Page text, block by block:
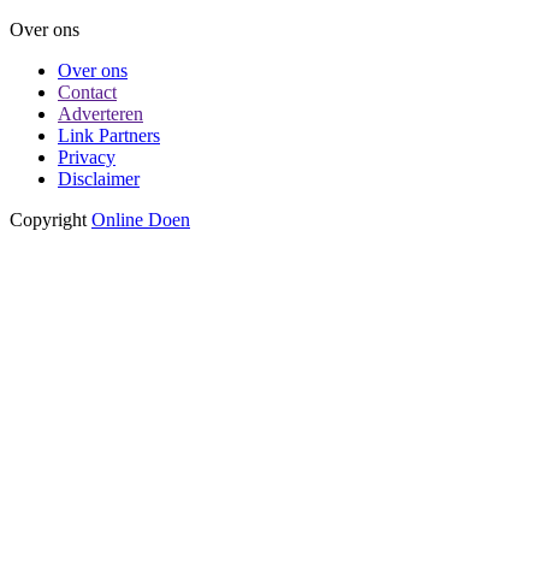
Over ons
Over ons
Contact
Adverteren
Link Partners
Privacy
Disclaimer
Copyright Online Doen